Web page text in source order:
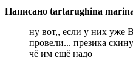
Написано tartarughina
ну вот,, если у них
провели... презика
чё им ещё надо